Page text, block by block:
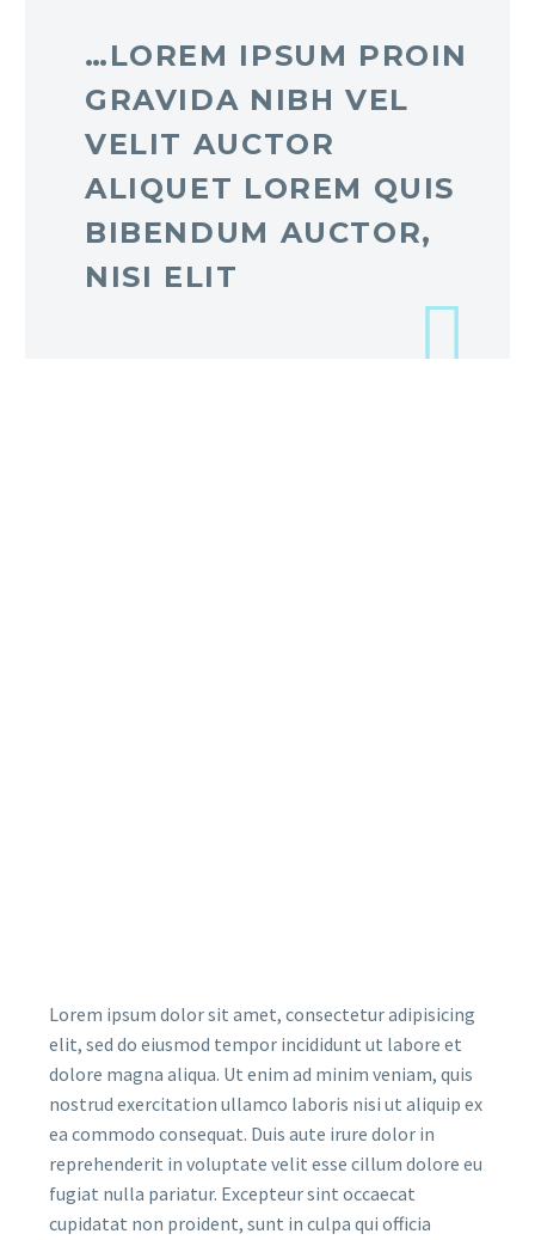
…LOREM IPSUM PROIN
GRAVIDA NIBH VEL
VELIT AUCTOR
ALIQUET LOREM QUIS
BIBENDUM AUCTOR,
NISI ELIT
Lorem ipsum dolor sit amet, consectetur adipisicing
elit, sed do eiusmod tempor incididunt ut labore et
dolore magna aliqua. Ut enim ad minim veniam, quis
nostrud exercitation ullamco laboris nisi ut aliquip ex
ea commodo consequat. Duis aute irure dolor in
reprehenderit in voluptate velit esse cillum dolore eu
fugiat nulla pariatur. Excepteur sint occaecat
cupidatat non proident, sunt in culpa qui officia